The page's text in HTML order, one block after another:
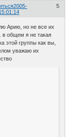
5
2005-
Арию, но не все их
в общем я не такая
этой группы как вы,
уважаю их